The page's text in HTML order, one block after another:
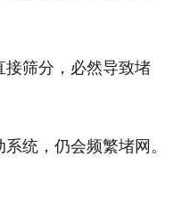
筛分，必然导致堵
统，仍会频繁堵网。